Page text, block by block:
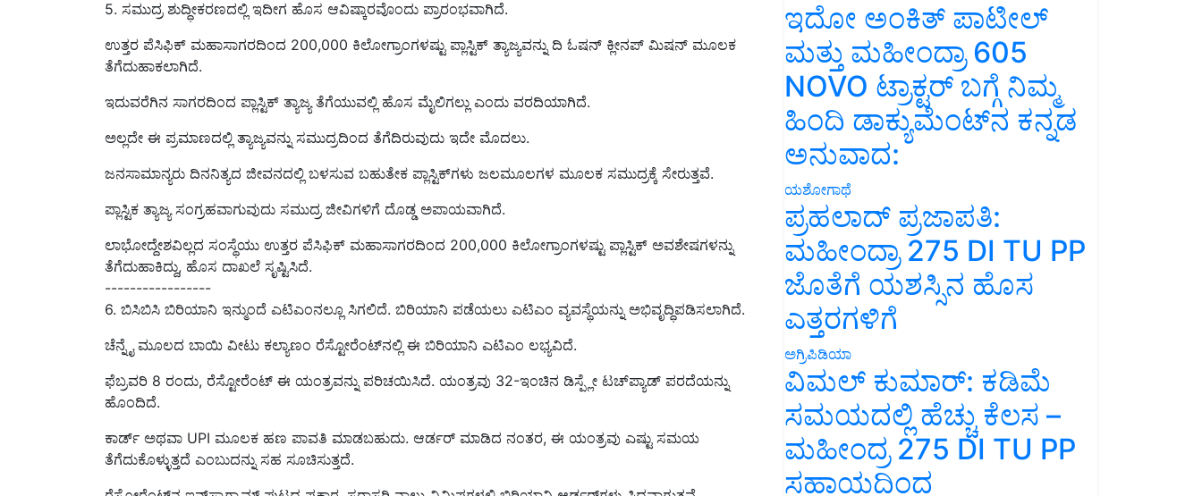
ಉತ್ತರ ಪೆಸಿಫಿಕ್ ಮಹಾಸಾಗರದಿಂದ 200,000 ಕಿಲೋಗ್ರಾಂಗಳಷ್ಟು ಪ್ಲಾಸ್ಟಿಕ್ ತ್ಯಾಜ್ಯವನ್ನು ದಿ ಓಷನ್ ಕ್ಲೀನಪ್ ಮಿಷನ್ ಮೂಲಕ
ತೆಗೆದುಹಾಕಲಾಗಿದೆ.
ಅಲ್ಲದೇ ಈ ಪ್ರಮಾಣದಲ್ಲಿ ತ್ಯಾಜ್ಯವನ್ನು ಸಮುದ್ರದಿಂದ ತೆಗೆದಿರುವುದು ಇದೇ ಮೊದಲು.
ಜನಸಾಮಾನ್ಯರು ದಿನನಿತ್ಯದ ಜೀವನದಲ್ಲಿ ಬಳಸುವ ಬಹುತೇಕ ಪ್ಲಾಸ್ಟಿಕ್‌ಗಳು ಜಲಮೂಲಗಳ ಮೂಲಕ ಸಮುದ್ರಕ್ಕೆ ಸೇರುತ್ತವೆ.
ಪ್ಲಾಸ್ಟಿಕ ತ್ಯಾಜ್ಯ ಸಂಗ್ರಹವಾಗುವುದು ಸಮುದ್ರ ಜೀವಿಗಳಿಗೆ ದೊಡ್ಡ ಅಪಾಯವಾಗಿದೆ.
ಲಾಭೋದ್ದೇಶವಿಲ್ಲದ ಸಂಸ್ಥೆಯು ಉತ್ತರ ಪೆಸಿಫಿಕ್ ಮಹಾಸಾಗರದಿಂದ 200,000 ಕಿಲೋಗ್ರಾಂಗಳಷ್ಟು ಪ್ಲಾಸ್ಟಿಕ್ ಅವಶೇಷಗಳನ್ನು
ತೆಗೆದುಹಾಕಿದ್ದು, ಹೊಸ ದಾಖಲೆ ಸೃಷ್ಟಿಸಿದೆ.
-----------------
6. ಬಿಸಿಬಿಸಿ ಬಿರಿಯಾನಿ ಇನ್ಮುಂದೆ ಎಟಿಎಂನಲ್ಲೂ ಸಿಗಲಿದೆ. ಬಿರಿಯಾನಿ ಪಡೆಯಲು ಎಟಿಎಂ ವ್ಯವಸ್ಥೆಯನ್ನು ಅಭಿವೃದ್ಧಿಪಡಿಸಲಾಗಿದೆ.
ಚೆನ್ನೈ ಮೂಲದ ಬಾಯಿ ವೀಟು ಕಲ್ಯಾಣಂ ರೆಸ್ಟೋರೆಂಟ್‌ನಲ್ಲಿ ಈ ಬಿರಿಯಾನಿ ಎಟಿಎಂ ಲಭ್ಯವಿದೆ.
ಫೆಬ್ರವರಿ 8 ರಂದು, ರೆಸ್ಟೋರೆಂಟ್ ಈ ಯಂತ್ರವನ್ನು ಪರಿಚಯಿಸಿದೆ. ಯಂತ್ರವು 32-ಇಂಚಿನ ಡಿಸ್ಪ್ಲೇ ಟಚ್‌ಪ್ಯಾಡ್ ಪರದೆಯನ್ನು
ಹೊಂದಿದೆ.
ತೆಗೆದುಕೊಳ್ಳುತ್ತದೆ ಎಂಬುದನ್ನು ಸಹ ಸೂಚಿಸುತ್ತದೆ.
ರೆಸ್ಟೋರೆಂಟ್‌ನ ಇನ್‌ಸ್ಟಾಗ್ರಾಮ್ ಪುಟದ ಪ್ರಕಾರ, ಸರಾಸರಿ ನಾಲ್ಕು ನಿಮಿಷಗಳಲ್ಲಿ ಬಿರಿಯಾನಿ ಆರ್ಡರ್‌ಗಳು ಸಿದ್ಧವಾಗುತ್ತವೆ.
ಇದೋ ಅಂಕಿತ್ ಪಾಟೀಲ್
ಮತ್ತು ಮಹೀಂದ್ರಾ 605
NOVO ಟ್ರಾಕ್ಟರ್ ಬಗ್ಗೆ ನಿಮ್ಮ
ಹಿಂದಿ ಡಾಕ್ಯುಮೆಂಟ್‌ನ ಕನ್ನಡ
ಅನುವಾದ:
ಯಶೋಗಾಥೆ
ಪ್ರಹಲಾದ್ ಪ್ರಜಾಪತಿ:
ಮಹೀಂದ್ರಾ 275 DI TU PP
ಜೊತೆಗೆ ಯಶಸ್ಸಿನ ಹೊಸ
ಎತ್ತರಗಳಿಗೆ
ಅಗ್ರಿಪಿಡಿಯಾ
ವಿಮಲ್ ಕುಮಾರ್: ಕಡಿಮೆ
ಸಮಯದಲ್ಲಿ ಹೆಚ್ಚು ಕೆಲಸ –
ಮಹೀಂದ್ರ 275 DI TU PP
ಸಹಾಯದಿಂದ